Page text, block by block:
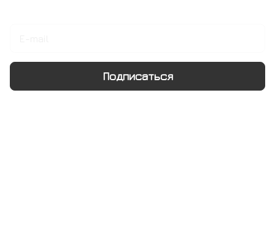
Подписаться